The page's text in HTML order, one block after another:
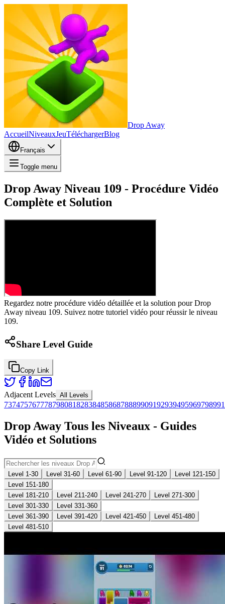
Drop Away
AccueilNiveauxJeuTéléchargerBlog
Français
Toggle menu
Drop Away Niveau 109 - Procédure Vidéo
Complète et Solution
Regardez notre procédure vidéo détaillée et la solution pour Drop
Away niveau 109. Suivez notre tutoriel vidéo pour réussir le niveau
109.
Share Level Guide
Copy Link
Adjacent Levels All Levels
737475767778798081828384858687888990919293949596979899
Drop Away Tous les Niveaux - Guides
Vidéo et Solutions
Level 1-30 Level 31-60 Level 61-90 Level 91-120
Level 121-150
Level 151-180
Level 181-210
Level 211-240 Level 241-270
Level 271-300
Level 301-330
Level 331-360
Level 361-390
Level 391-420 Level 421-450
Level 451-480
Level 481-510